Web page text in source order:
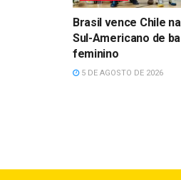
Brasil vence Chile
Sul-Americano de
feminino
5 DE AGOSTO DE 2026